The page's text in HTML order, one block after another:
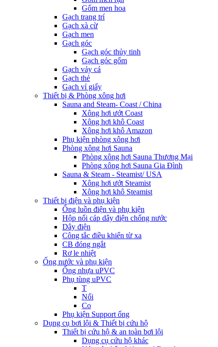
Gốm men hoa
Gạch trang trí
Gạch xà cừ
Gạch men
Gạch góc
Gạch góc thủy tinh
Gạch góc gốm
Gạch vảy cá
Gạch thẻ
Gạch vỉ giấy
Thiết bị & Phòng xông hơi
Sauna and Steam- Coast / China
Xông hơi ướt Coast
Xông hơi khô Coast
Xông hơi khô Amazon
Phụ kiện phòng xông hơi
Phòng xông hơi Sauna
Phòng xông hơi Sauna Thương Mại
Phòng xông hơi Sauna Gia Đình
Sauna & Steam - Steamist/ USA
Xông hơi ướt Steamist
Xông hơi khô Steamist
Thiết bị điện và phụ kiện
Ống luồn điện và phụ kiện
Hộp nối cáp dây điện chống nước
Dây điện
Công tắc điều khiển từ xa
CB đóng ngắt
Rơ le nhiệt
Ống nước và phụ kiện
Ống nhựa uPVC
Phụ tùng uPVC
T
Nối
Co
Phụ kiện Support ống
Dụng cụ bơi lội & Thiết bị cứu hộ
Thiết bị cứu hộ & an toàn bơi lội
Dụng cụ cứu hộ khác